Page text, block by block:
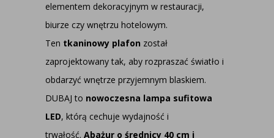
elementem dekoracyjnym w restauracji,
biurze czy wnętrzu hotelowym.
Ten tkaninowy plafon został
zaprojektowany tak, aby rozpraszać światło i
obdarzyć wnętrze przyjemnym blaskiem.
DUBAJ to nowoczesna lampa sufitowa
LED, którą cechuje wydajność i
trwałość. Abażur o średnicy 40 cm i